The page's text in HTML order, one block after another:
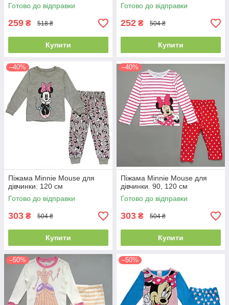
Готово до відправки
259 ₴ 518 ₴
Купити
Готово до відправки
252 ₴ 504 ₴
Купити
–40%
Піжама Minnie Mouse для
дівчинки. 120 см
Готово до відправки
303 ₴ 504 ₴
Купити
–40%
Піжама Minnie Mouse для
дівчинки. 90, 120 см
Готово до відправки
303 ₴ 504 ₴
Купити
–50% –50%